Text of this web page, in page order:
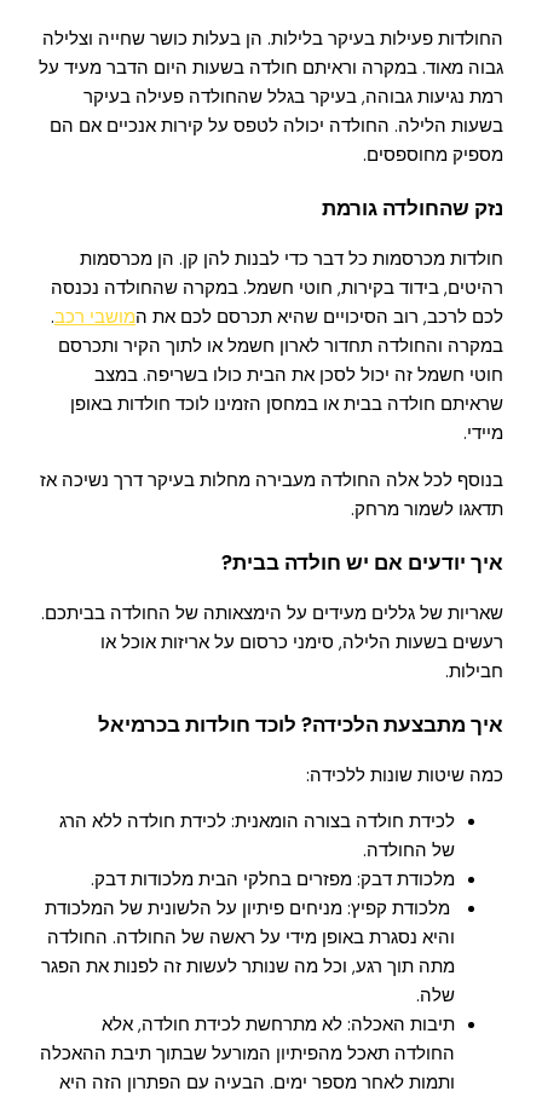
החולדות פעילות בעיקר בלילות. הן בעלות כושר שחייה וצלילה
גבוה מאוד. במקרה וראיתם חולדה בשעות היום הדבר מעיד על
רמת נגיעות גבוהה, בעיקר בגלל שהחולדה פעילה בעיקר
בשעות הלילה. החולדה יכולה לטפס על קירות אנכיים אם הם
מספיק מחוספסים.
נזק שהחולדה גורמת
חולדות מכרסמות כל דבר כדי לבנות להן קן. הן מכרסמות
רהיטים, בידוד בקירות, חוטי חשמל. במקרה שהחולדה נכנסה
לכם לרכב, רוב הסיכויים שהיא תכרסם לכם את המושבי רכב.
במקרה והחולדה תחדור לארון חשמל או לתוך הקיר ותכרסם
חוטי חשמל זה יכול לסכן את הבית כולו בשריפה. במצב
שראיתם חולדה בבית או במחסן הזמינו לוכד חולדות באופן
מיידי.
בנוסף לכל אלה החולדה מעבירה מחלות בעיקר דרך נשיכה אז
תדאגו לשמור מרחק.
איך יודעים אם יש חולדה בבית?
שאריות של גללים מעידים על הימצאותה של החולדה בביתכם.
רעשים בשעות הלילה, סימני כרסום על אריזות אוכל או
חבילות.
איך מתבצעת הלכידה? לוכד חולדות בכרמיאל
כמה שיטות שונות ללכידה:
לכידת חולדה בצורה הומאנית: לכידת חולדה ללא הרג
של החולדה.
מלכודת דבק: מפזרים בחלקי הבית מלכודות דבק.
מלכודת קפיץ: מניחים פיתיון על הלשונית של המלכודת
והיא נסגרת באופן מידי על ראשה של החולדה. החולדה
מתה תוך רגע, וכל מה שנותר לעשות זה לפנות את הפגר
שלה.
תיבות האכלה: לא מתרחשת לכידת חולדה, אלא
החולדה תאכל מהפיתיון המורעל שבתוך תיבת ההאכלה
ותמות לאחר מספר ימים. הבעיה עם הפתרון הזה היא